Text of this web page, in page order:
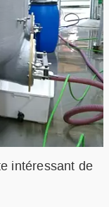
intéressant de